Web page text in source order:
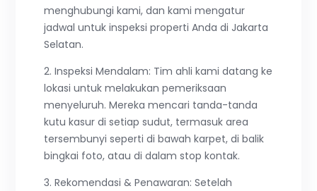
menghubungi kami, dan kami mengatur
jadwal untuk inspeksi properti Anda di Jakarta
Selatan.
2. Inspeksi Mendalam: Tim ahli kami datang ke
lokasi untuk melakukan pemeriksaan
menyeluruh. Mereka mencari tanda-tanda
kutu kasur di setiap sudut, termasuk area
tersembunyi seperti di bawah karpet, di balik
bingkai foto, atau di dalam stop kontak.
3. Rekomendasi & Penawaran: Setelah